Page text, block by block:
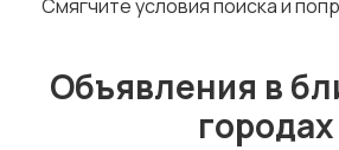
ы
Смягчите условия поиска и
Объявления в
городах